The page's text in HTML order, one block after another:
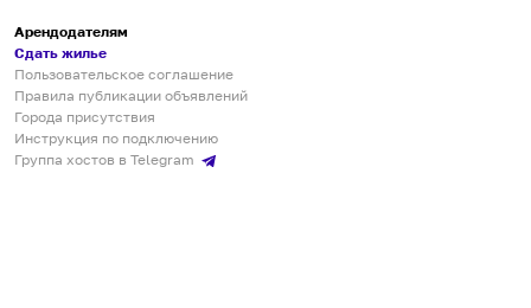
Арендодателям
Сдать жилье
Пользовательское соглашение
Правила публикации объявлений
Города присутствия
Инструкция по подключению
Группа хостов в Telegram